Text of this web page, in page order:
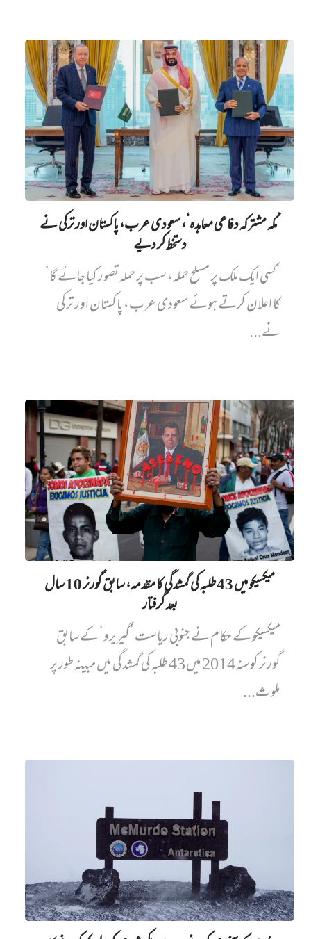
’مکہ مشترکہ دفاعی معاہدہ‘، سعودی عرب، پاکستان اور ترکی نے
دستخط کر دیے
’کسی ایک ملک پر مسلح حملہ، سب پر حملہ تصور کیا جائے گا‘
کا اعلان کرتے ہوئے سعودی عرب، پاکستان اور ترکی
نے...
میکسیکو میں 43 طلبہ کی گمشدگی کا مقدمہ، سابق گورنر 10 سال
بعد گرفتار
میکسیکو کے حکام نے جنوبی ریاست ’گیریرو‘ کے سابق
گورنر کو سنہ 2014 میں 43 طلبہ کی گمشدگی میں مبینہ طور پر
ملوث...